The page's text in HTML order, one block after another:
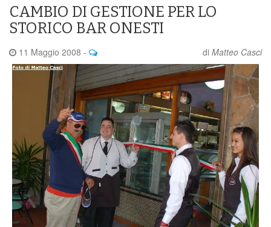
CAMBIO DI GESTIONE PER LO
STORICO BAR ONESTI
11 Maggio 2008 - di Matteo Casci